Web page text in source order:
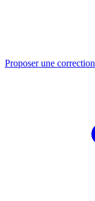
Proposer une correction